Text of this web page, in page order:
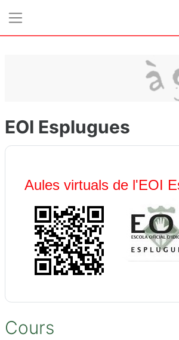
EOI Esplugues
Aules virtuals de l'EOI
Cours